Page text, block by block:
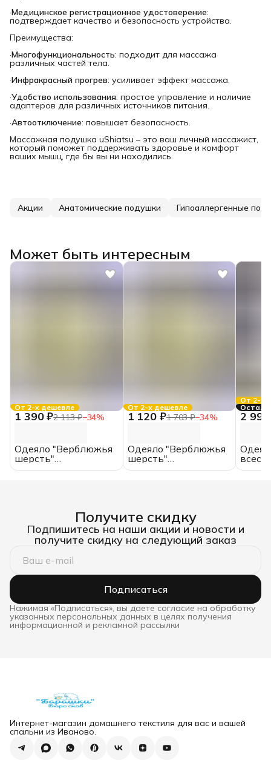
·Медицинское регистрационное удостоверение:
подтверждает качество и безопасность устройства.
Преимущества:
·Многофункциональность: подходит для массажа
различных частей тела.
·Инфракрасный прогрев: усиливает эффект массажа.
·Удобство использования: простое управление и наличие
адаптеров для различных источников питания.
·Автоотключение: повышает безопасность.
Массажная подушка uShiatsu – это ваш личный массажист,
который поможет поддерживать здоровье и комфорт
ваших мышц, где бы вы ни находились.
Акции Анатомические подушки Гипоаллергенные
Может быть интересным
От 2-х дешевле
1 390 ₽2 113 ₽−34%
Одеяло "Верблюжья
шерсть"
всесезонное, ЕВРО,
От 2-х дешевле
1 120 ₽1 703 ₽−34%
Одеяло "Верблюжья
шерсть"
всесезонное, 2.0
От 2-х
2
Получите скидку
Подпишитесь на наши акции и новости и
получите скидку на следующий заказ
Подписаться
Нажимая «Подписаться», вы даете согласие на обработку
указанных персональных данных в целях получения
информационной и рекламной рассылки
Интернет-магазин домашнего текстиля для вас и вашей
спальни из Иваново.